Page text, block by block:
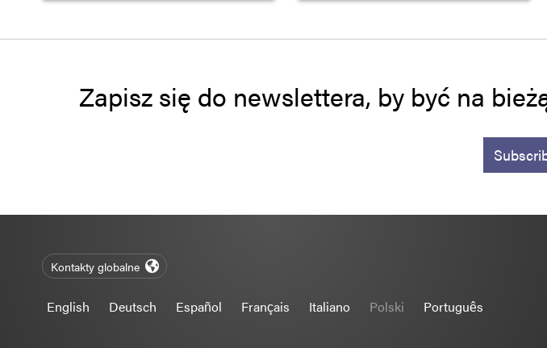
Zapisz się do newslettera, by być na
Kontakty globalne
English Deutsch Español Français Italiano Polski Português